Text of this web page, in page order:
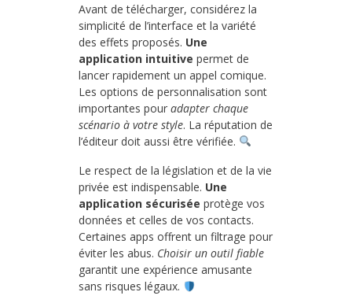
Avant de télécharger, considérez la
simplicité de l’interface et la variété
des effets proposés. Une
application intuitive permet de
lancer rapidement un appel comique.
Les options de personnalisation sont
importantes pour adapter chaque
scénario à votre style. La réputation de
l’éditeur doit aussi être vérifiée.
Le respect de la législation et de la vie
privée est indispensable. Une
application sécurisée protège vos
données et celles de vos contacts.
Certaines apps offrent un filtrage pour
éviter les abus. Choisir un outil fiable
garantit une expérience amusante
sans risques légaux.